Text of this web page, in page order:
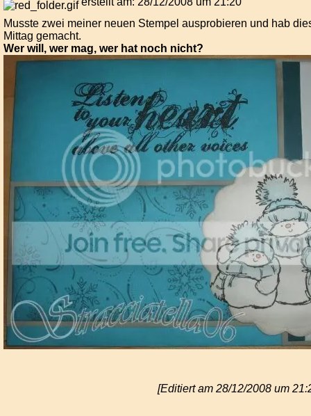
Musste zwei meiner neuen Stempel ausprobieren und hab
Mittag gemacht.
Wer will, wer mag, wer hat noch nicht?
[Editiert am 28/12/2008 um